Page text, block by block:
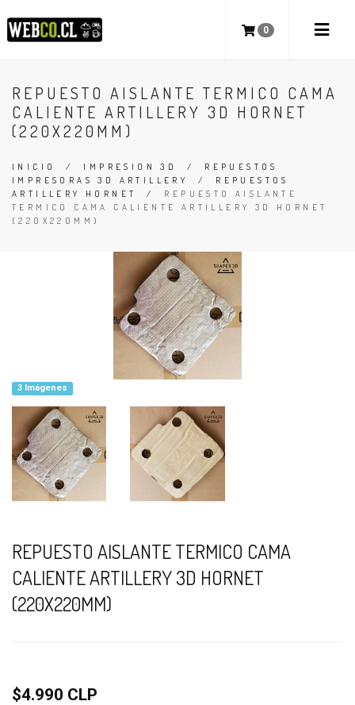
0
REPUESTO AISLANTE TERMICO CAMA
CALIENTE ARTILLERY 3D HORNET
(220X220MM)
INICIO / IMPRESION 3D / REPUESTOS
IMPRESORAS 3D ARTILLERY
/ REPUESTOS
ARTILLERY HORNET
/ REPUESTO AISLANTE
TERMICO CAMA CALIENTE ARTILLERY 3D HORNET
(220X220MM)
3 Imágenes
REPUESTO AISLANTE TERMICO CAMA
CALIENTE ARTILLERY 3D HORNET
(220X220MM)
$4.990 CLP